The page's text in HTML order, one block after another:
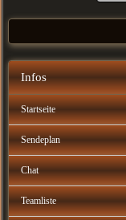
Infos
Startseite
Sendeplan
Chat
Teamliste